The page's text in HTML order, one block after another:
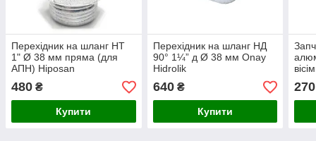
Перехідник на шланг НТ
1" Ø 38 мм пряма (для
АПН) Hiposan
480 ₴
Купити
Перехідник на шланг НД
90° 1¼” д Ø 38 мм Onay
Hidrolik
640₴
Купити
270